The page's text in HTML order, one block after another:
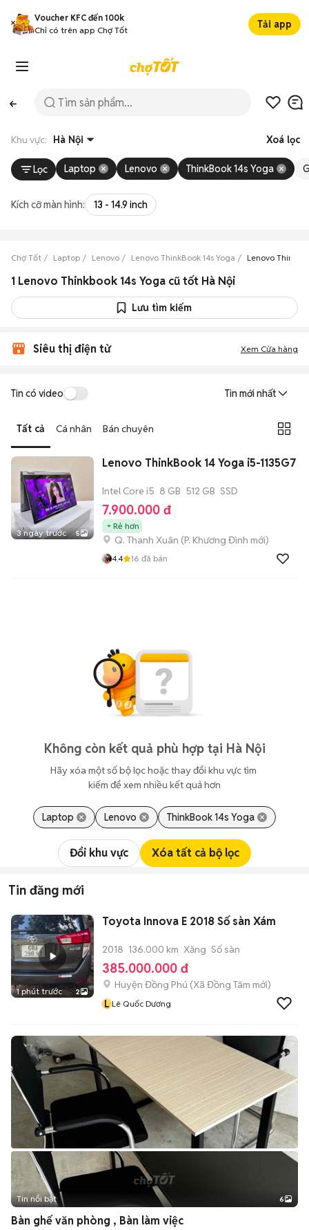
Voucher KFC đến 100k
Chỉ có trên app Chợ Tốt
Tải app
Khu vực: Hà Nội Xoá lọc
Lọc Laptop Lenovo ThinkBook 14s Yoga
Kích cỡ màn hình: 13 - 14.9 inch
Chợ Tốt Laptop Lenovo Lenovo ThinkBook 14s Yoga Lenovo
1 Lenovo Thinkbook 14s Yoga cũ tốt Hà Nội
Lưu tìm kiếm
Siêu thị điện tử Xem Cửa hàng
Tin có video Tin mới nhất
Tất cả Cá nhân Bán chuyên
3 ngày trước 5
Lenovo ThinkBook 14 Yoga i5-1135G7
Intel Core i5 8 GB 512 GB SSD
7.900.000 đ
Rẻ hơn
Q. Thanh Xuân (P. Khương Đình mới)
4.4 16 đã bán
Không còn kết quả phù hợp tại Hà Nội
Hãy xóa một số bộ lọc hoặc thay đổi khu vực tìm
kiếm để xem nhiều kết quả hơn
Laptop Lenovo ThinkBook 14s Yoga
Đổi khu vực Xóa tất cả bộ lọc
Tin đăng mới
1 phút trước 2
Toyota Innova E 2018 Số sàn Xám
2018 136.000 km Xăng Số sàn
385.000.000 đ
Huyện Đồng Phú (Xã Đồng Tâm mới)
L Lê Quốc Dương
+2
Tin nổi bật 6
Bàn ghế văn phòng , Bàn làm việc